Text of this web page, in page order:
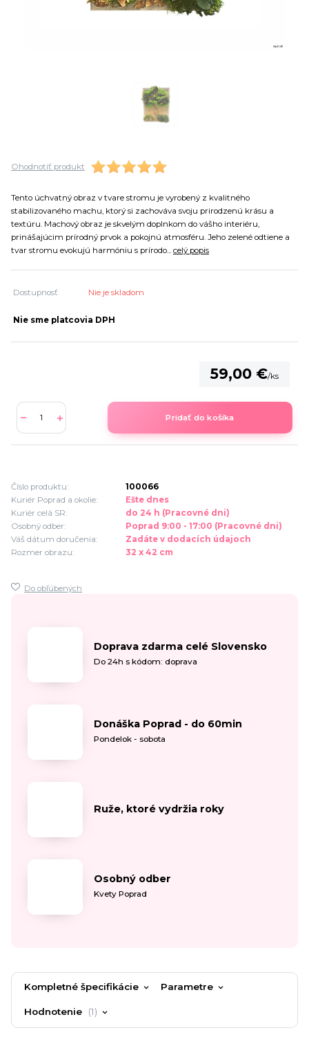
Ohodnotiť produkt
Tento úchvatný obraz v tvare stromu je vyrobený z kvalitného
stabilizovaného machu, ktorý si zachováva svoju prirodzenú krásu a
textúru. Machový obraz je skvelým doplnkom do vášho interiéru,
prinášajúcim prírodný prvok a pokojnú atmosféru. Jeho zelené odtiene a
tvar stromu evokujú harmóniu s prírodo... celý popis
Dostupnosť Nie je skladom
Nie sme platcovia DPH
59,00 €/ks
Pridať do košíka
Číslo produktu:
100066
Kuriér Poprad a okolie:
Ešte dnes
Kuriér celá SR:
do 24 h (Pracovné dni)
Osobný odber:
Poprad 9:00 - 17:00 (Pracovné dni)
Váš dátum doručenia:
Zadáte v dodacích údajoch
Rozmer obrazu:
32 x 42 cm
Do obľúbených
Doprava zdarma celé Slovensko
Do 24h s kódom: doprava
Donáška Poprad - do 60min
Pondelok - sobota
Ruže, ktoré vydržia roky
Osobný odber
Kvety Poprad
Kompletné špecifikácie Parametre
Hodnotenie 1